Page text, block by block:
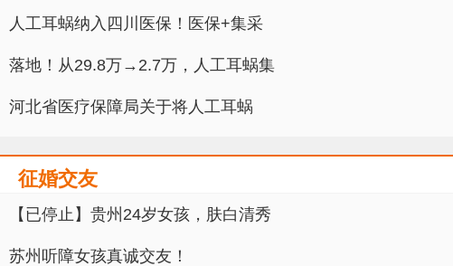
人工耳蜗纳入四川医保！医保+集采
落地！从29.8万→2.7万，人工耳蜗集
河北省医疗保障局关于将人工耳蜗
征婚交友
【已停止】贵州24岁女孩，肤白清秀
苏州听障女孩真诚交友！